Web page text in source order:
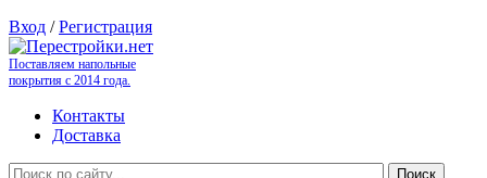
Вход /Регистрация
Поставляем напольные
покрытия с 2014 года.
Контакты
Доставка